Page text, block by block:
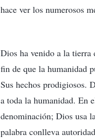
hace ver los numerosos
Dios ha venido a la
fin de que la humanidad
Sus hechos prodigiosos.
a toda la humanidad. En
denominación; Dios usa
palabra conlleva